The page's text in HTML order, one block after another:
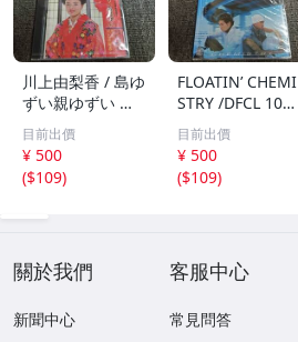
川上由梨香 / 島ゆ
ずい親ゆずい 民
謡 CD /1A204
目前出價
¥ 500
($109)
FLOATIN’ CHEMI
STRY /DFCL 107
3/CD/1A203
目前出價
¥ 500
($109)
關於我們
新聞中心
客服中心
常見問答